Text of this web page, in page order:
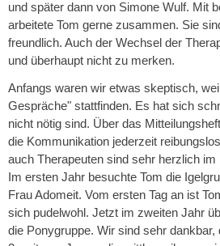
und später dann von Simone Wulf. Mit
arbeitete Tom gerne zusammen. Sie
freundlich. Auch der Wechsel der
und überhaupt nicht zu merken.
Anfangs waren wir etwas skeptisch,
Gespräche" stattfinden. Es hat sich
nicht nötig sind. Über das
die Kommunikation jederzeit
auch Therapeuten sind sehr herzlich
Im ersten Jahr besuchte Tom die
Frau Adomeit. Vom ersten Tag an ist
sich pudelwohl. Jetzt im zweiten Jahr
die Ponygruppe. Wir sind sehr